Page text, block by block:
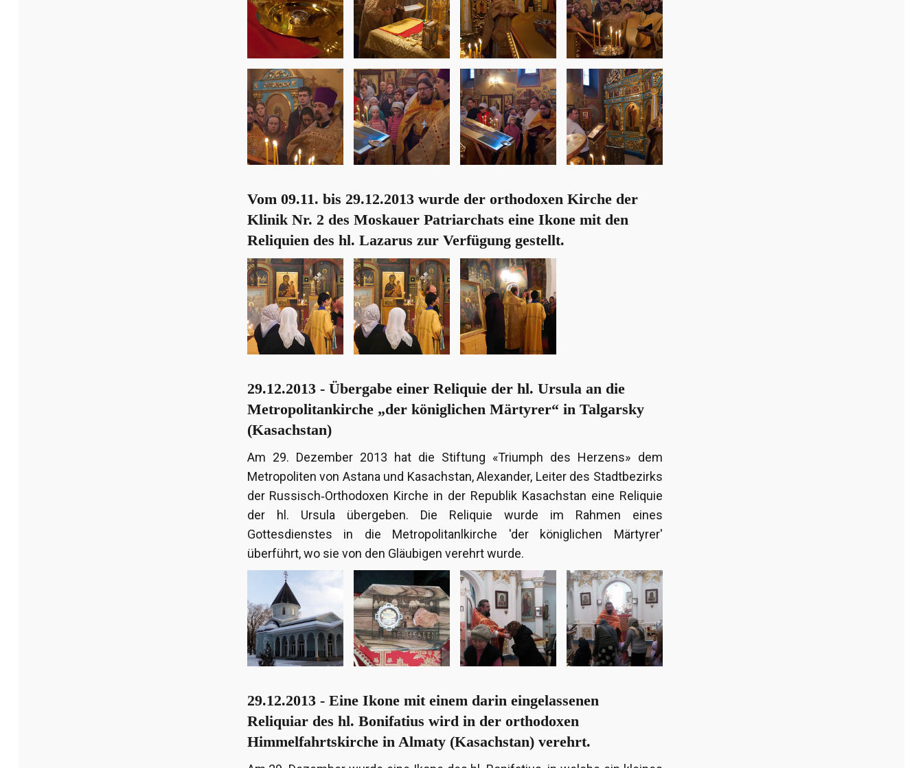
Vom 09.11. bis 29.12.2013 wurde der orthodoxen Kirche der
Klinik Nr. 2 des Moskauer Patriarchats eine Ikone mit den
Reliquien des hl. Lazarus zur Verfügung gestellt.
29.12.2013 - Übergabe einer Reliquie der hl. Ursula an die
Metropolitankirche „der königlichen Märtyrer“ in Talgarsky
(Kasachstan)
Am 29. Dezember 2013 hat die Stiftung «Triumph des Herzens» dem
Metropoliten von Astana und Kasachstan, Alexander, Leiter des Stadtbezirks
der Russisch‐Orthodoxen Kirche in der Republik Kasachstan eine Reliquie
der hl. Ursula übergeben. Die Reliquie wurde im Rahmen eines
Gottesdienstes in die Metropolitanlkirche 'der königlichen Märtyrer'
überführt, wo sie von den Gläubigen verehrt wurde.
29.12.2013 - Eine Ikone mit einem darin eingelassenen
Reliquiar des hl. Bonifatius wird in der orthodoxen
Himmelfahrtskirche in Almaty (Kasachstan) verehrt.